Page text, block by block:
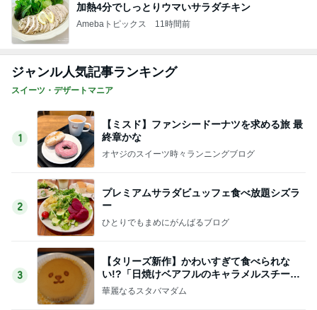
加熱4分でしっとりウマいサラダチキン
Amebaトピックス 11時間前
ジャンル人気記事ランキング
スイーツ・デザートマニア
1
【ミスド】ファンシードーナツを求める旅 最
終章かな
オヤジのスイーツ時々ランニングブログ
2
プレミアムサラダビュッフェ食べ放題シズラ
ー
ひとりでもまめにがんばるブログ
3
【タリーズ新作】かわいすぎて食べられな
い!?「日焼けベアフルのキャラメルスチーム
ケーキ」を実食
華麗なるスタバマダム